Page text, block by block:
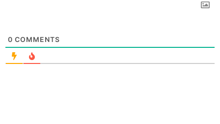
0 COMMENTS